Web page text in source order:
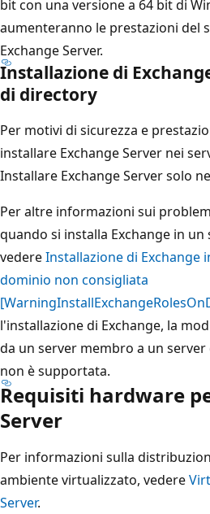
bit con una versione a 64 bit di
aumenteranno le prestazioni del
Exchange Server.
Installazione di
di directory
Per motivi di sicurezza e
installare Exchange Server nei
Installare Exchange Server solo
Per altre informazioni sui
quando si installa Exchange in
vedereInstallazione di Exchange
dominio non consigliata
l'installazione di Exchange, la
da un server membro a un
non è supportata.
Requisiti hardware
Server
Per informazioni sulla
ambiente virtualizzato, vedere
Server.